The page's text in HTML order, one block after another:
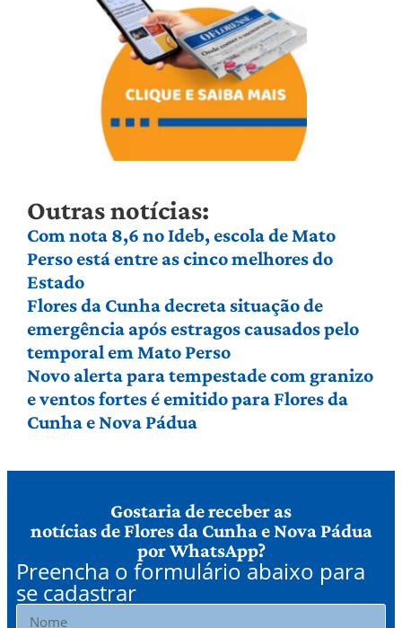
Outras notícias:
Com nota 8,6 no Ideb, escola de Mato
Perso está entre as cinco melhores do
Estado
Flores da Cunha decreta situação de
emergência após estragos causados pelo
temporal em Mato Perso
Novo alerta para tempestade com granizo
e ventos fortes é emitido para Flores da
Cunha e Nova Pádua
Gostaria de receber as
notícias de Flores da Cunha e Nova Pádua
por WhatsApp?
Preencha o formulário abaixo para
se cadastrar